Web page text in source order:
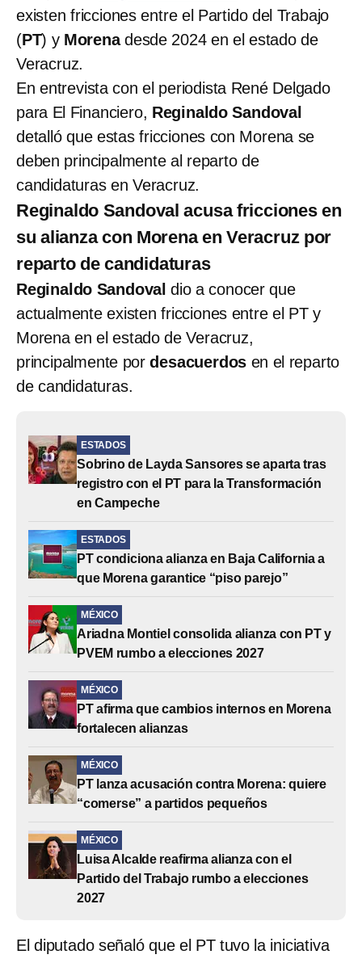
existen fricciones entre el Partido del Trabajo
(PT) y Morenadesde 2024 en el estado de
Veracruz.
En entrevista con el periodista René Delgado
para El Financiero, Reginaldo Sandoval
detalló que estas fricciones con Morena se
deben principalmente al reparto de
candidaturas en Veracruz.
Reginaldo Sandoval acusa fricciones en
su alianza con Morena en Veracruz por
reparto de candidaturas
Reginaldo Sandoval dio a conocer que
actualmente existen fricciones entre el PT y
Morena en el estado de Veracruz,
principalmente pordesacuerdos en el reparto
de candidaturas.
ESTADOS
Sobrino de Layda Sansores se aparta tras
registro con el PT para la Transformación
en Campeche
ESTADOS
PT condiciona alianza en Baja California a
que Morena garantice “piso parejo”
MÉXICO
Ariadna Montiel consolida alianza con PT y
PVEM rumbo a elecciones 2027
MÉXICO
PT afirma que cambios internos en Morena
fortalecen alianzas
MÉXICO
PT lanza acusación contra Morena: quiere
“comerse” a partidos pequeños
MÉXICO
Luisa Alcalde reafirma alianza con el
Partido del Trabajo rumbo a elecciones
2027
El diputado señaló que el PT tuvo la iniciativa